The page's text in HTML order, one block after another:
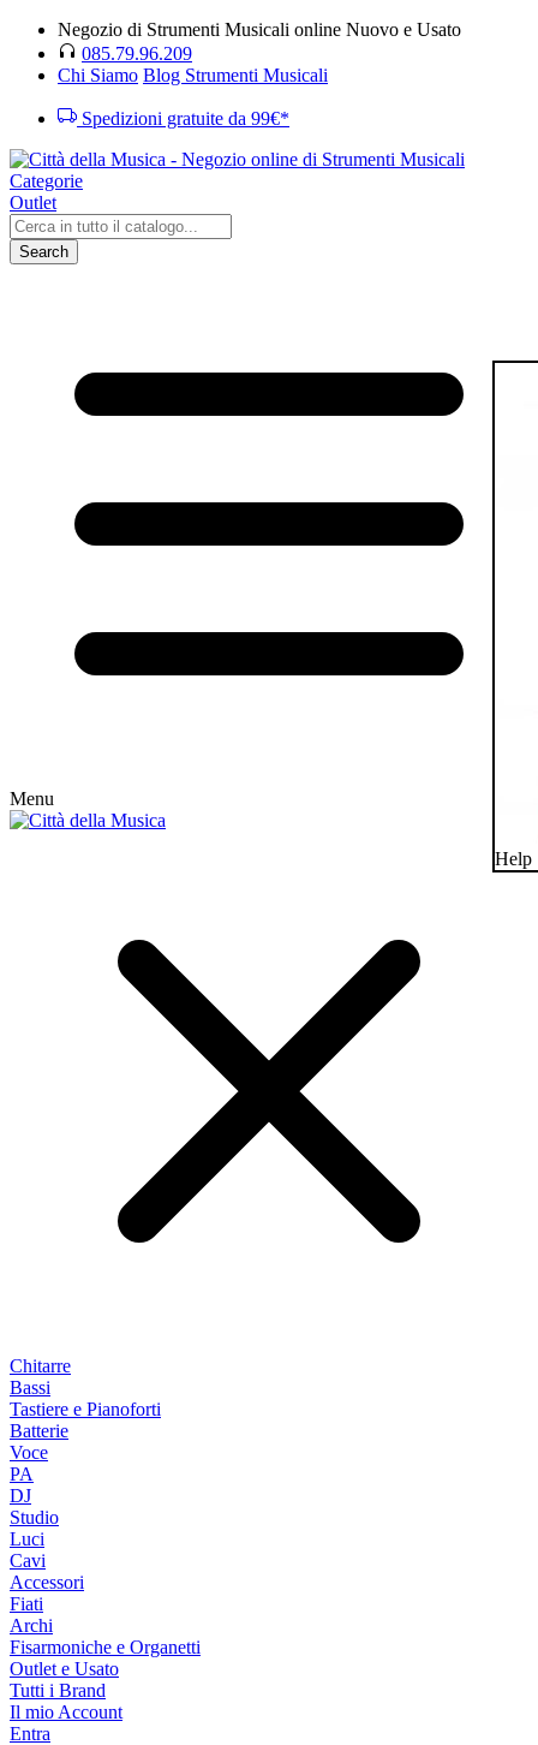
Negozio di Strumenti Musicali online Nuovo e Usato
085.79.96.209
Chi Siamo Blog Strumenti Musicali
Spedizioni gratuite da 99€*
Categorie
Outlet
Search
Menu
Chitarre
Bassi
Tastiere e Pianoforti
Batterie
Voce
PA
DJ
Studio
Luci
Cavi
Accessori
Fiati
Archi
Fisarmoniche e Organetti
Outlet e Usato
Tutti i Brand
Il mio Account
Entra
Help